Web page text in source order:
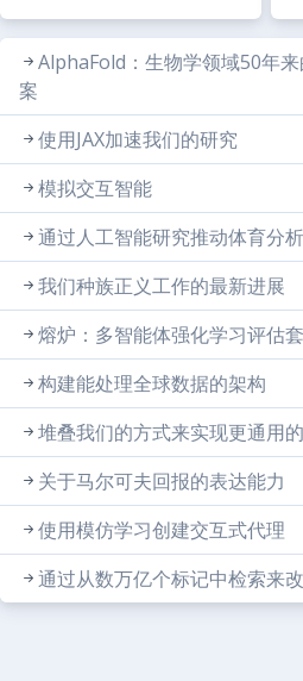
AlphaFold：生物学领域50年
案
使用JAX加速我们的研究
模拟交互智能
通过人工智能研究推动体育分
我们种族正义工作的最新进展
熔炉：多智能体强化学习评估
构建能处理全球数据的架构
堆叠我们的方式来实现更通用
关于马尔可夫回报的表达能力
使用模仿学习创建交互式代理
通过从数万亿个标记中检索来